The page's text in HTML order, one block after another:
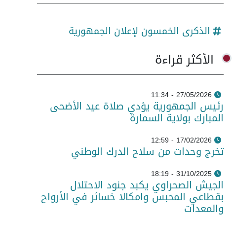
الذكرى الخمسون لإعلان الجمهورية
الأكثر قراءة
27/05/2026 - 11:34
رئيس الجمهورية يؤدي صلاة عيد الأضحى
المبارك بولاية السمارة
17/02/2026 - 12:59
تخرج وحدات من سلاح الدرك الوطني
31/10/2025 - 18:19
الجيش الصحراوي يكبد جنود الاحتلال
بقطاعي المحبس وامكالا خسائر في الأرواح
والمعدات